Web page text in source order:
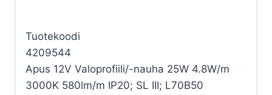
Tuotekoodi
4209544
Apus 12V Valoprofiili/-nauha 25W 4.8W/m
3000K 580lm/m IP20; SL III; L70B50